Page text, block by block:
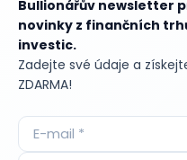
Bullionářův newsletter
novinky z finančních
investic.
Zadejte své údaje a
ZDARMA!Aktuální